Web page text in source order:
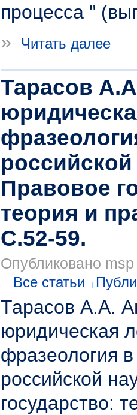
процесса "
»
Читать далее
Тарасов
российской
Правовое
теория и
С.52-59.
Опубликовано
Все статьи
Тарасов А.А.
юридическая
фразеология
российской
государство: